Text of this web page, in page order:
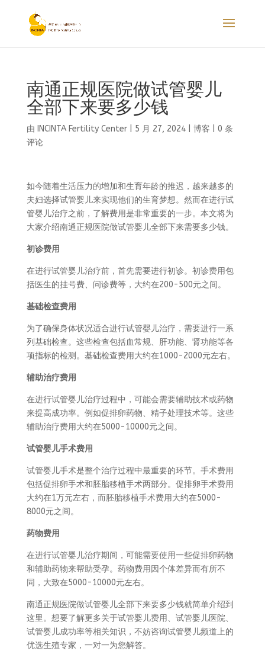
南通正规医院做试管婴儿
全部下来要多少钱
由 INCINTA Fertility Center| 5 月 27, 2024| 博客
0 条
评论
如今随着生活压力的增加和生育年龄的推迟，越来越多的
夫妇选择试管婴儿来实现他们的生育梦想。然而在进行试
管婴儿治疗之前，了解费用是非常重要的一步。本文将为
大家介绍南通正规医院做试管婴儿全部下来需要多少钱。
初诊费用
在进行试管婴儿治疗前，首先需要进行初诊。初诊费用包
括医生的挂号费、问诊费等，大约在200-500元之间。
基础检查费用
为了确保身体状况适合进行试管婴儿治疗，需要进行一系
列基础检查。这些检查包括血常规、肝功能、肾功能等各
项指标的检测。基础检查费用大约在1000-2000元左右。
辅助治疗费用
在进行试管婴儿治疗过程中，可能会需要辅助技术或药物
来提高成功率。例如促排卵药物、精子处理技术等。这些
辅助治疗费用大约在5000-10000元之间。
试管婴儿手术费用
试管婴儿手术是整个治疗过程中最重要的环节。手术费用
包括促排卵手术和胚胎移植手术两部分。促排卵手术费用
大约在1万元左右，而胚胎移植手术费用大约在5000-
8000元之间。
药物费用
在进行试管婴儿治疗期间，可能需要使用一些促排卵药物
和辅助药物来帮助受孕。药物费用因个体差异而有所不
同，大致在5000-10000元左右。
南通正规医院做试管婴儿全部下来要多少钱就简单介绍到
这里。想要了解更多关于试管婴儿费用、试管婴儿医院、
试管婴儿成功率等相关知识，不妨咨询试管婴儿频道上的
优选生殖专家，一对一为您解答。